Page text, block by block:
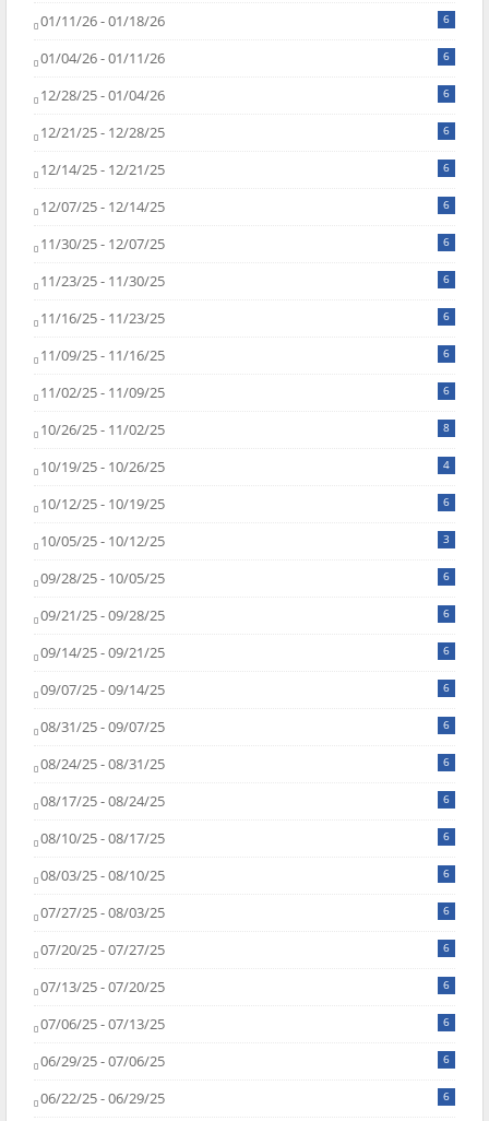
01/11/26 - 01/18/26 6
01/04/26 - 01/11/26 6
12/28/25 - 01/04/26 6
12/21/25 - 12/28/25 6
12/14/25 - 12/21/25 6
12/07/25 - 12/14/25 6
11/30/25 - 12/07/25 6
11/23/25 - 11/30/25 6
11/16/25 - 11/23/25 6
11/09/25 - 11/16/25 6
11/02/25 - 11/09/25 6
10/26/25 - 11/02/25 8
10/19/25 - 10/26/25 4
10/12/25 - 10/19/25 6
10/05/25 - 10/12/25 3
09/28/25 - 10/05/25 6
09/21/25 - 09/28/25 6
09/14/25 - 09/21/25 6
09/07/25 - 09/14/25 6
08/31/25 - 09/07/25 6
08/24/25 - 08/31/25 6
08/17/25 - 08/24/25 6
08/10/25 - 08/17/25 6
08/03/25 - 08/10/25 6
07/27/25 - 08/03/25 6
07/20/25 - 07/27/25 6
07/13/25 - 07/20/25 6
07/06/25 - 07/13/25 6
06/29/25 - 07/06/25 6
06/22/25 - 06/29/25 6